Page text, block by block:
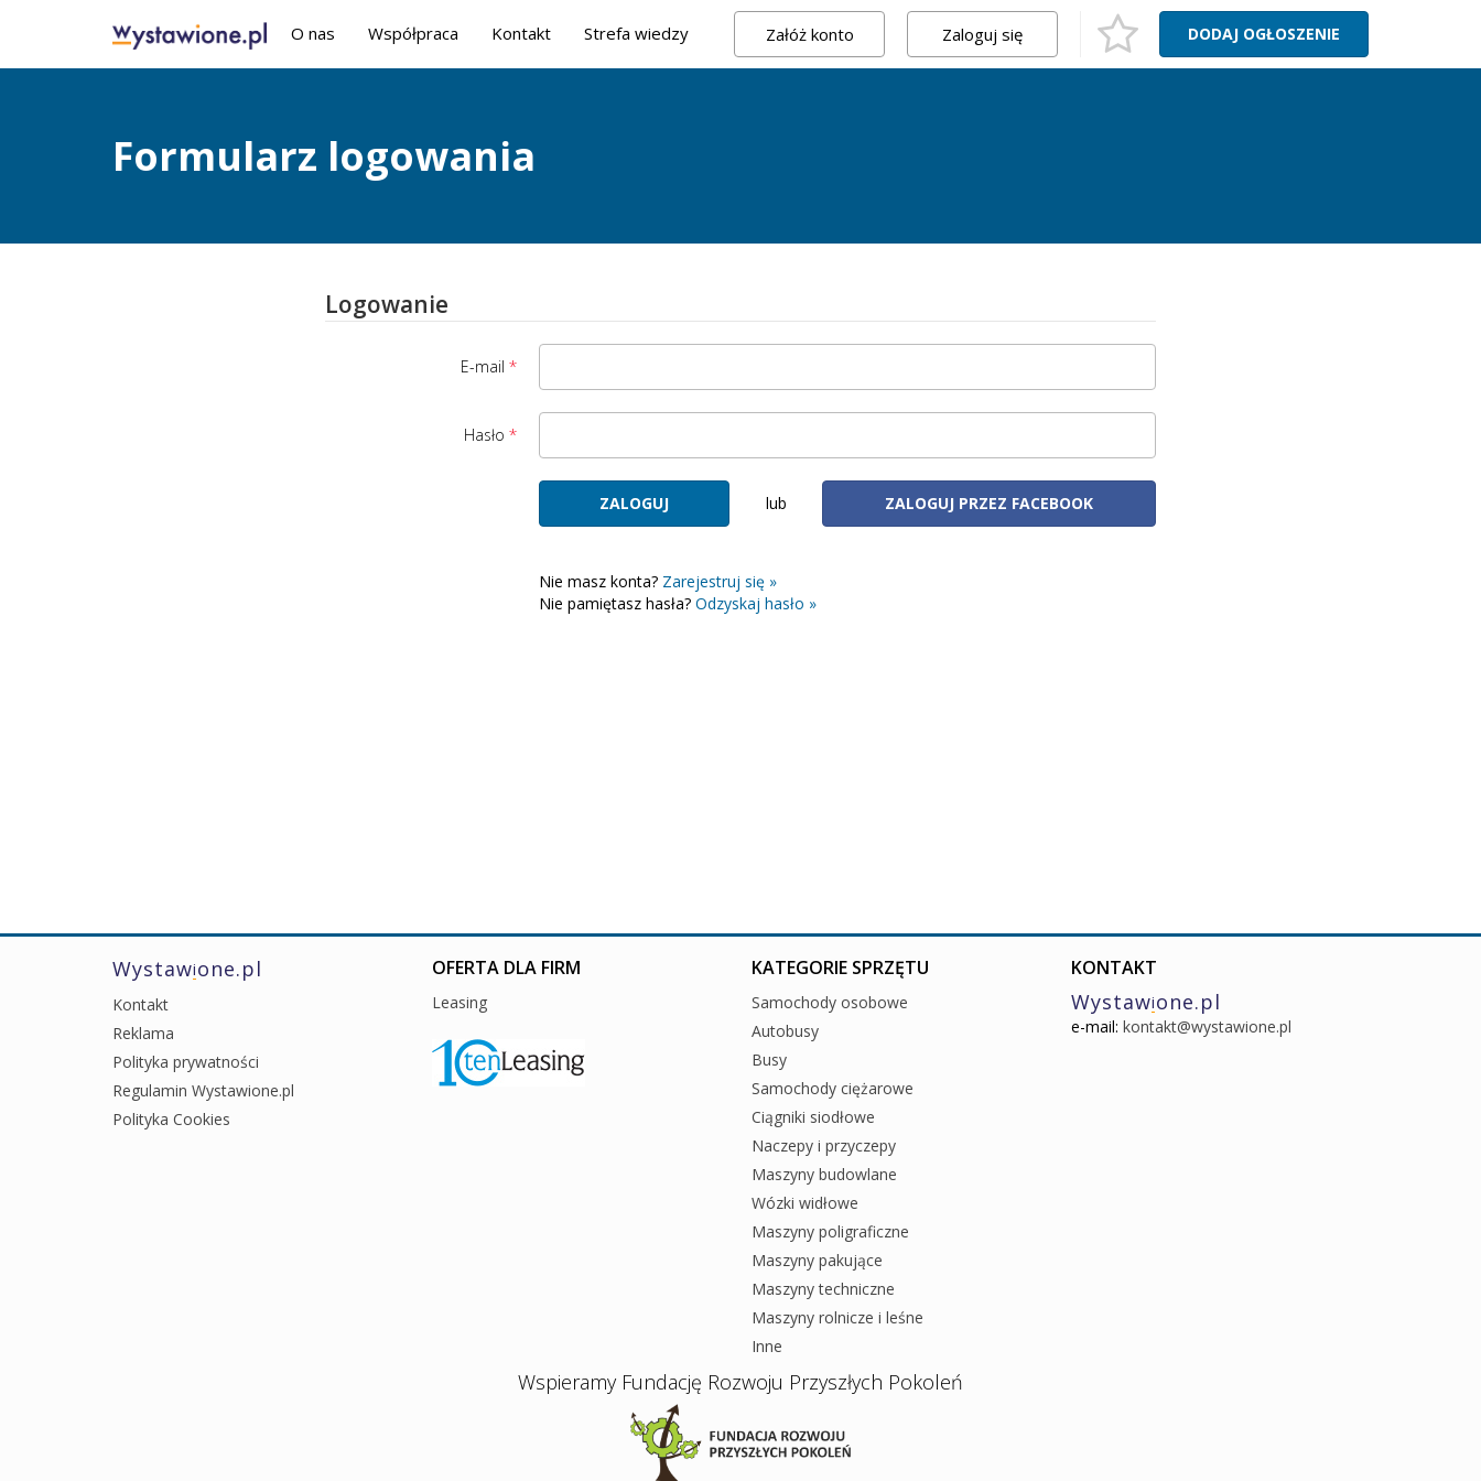
O nas Współpraca Kontakt Strefa wiedzy DODAJ OGŁOSZENIE
Załóż konto Zaloguj się
Formularz logowania
Logowanie
E-mail
Hasło
lub ZALOGUJ PRZEZ FACEBOOK
Nie masz konta? Zarejestruj się »
Nie pamiętasz hasła? Odzyskaj hasło »
Wystawione.pl
Kontakt
Reklama
Polityka prywatności
Regulamin Wystawione.pl
Polityka Cookies
OFERTA DLA FIRM
Leasing
KATEGORIE SPRZĘTU
Samochody osobowe
Autobusy
Busy
Samochody ciężarowe
Ciągniki siodłowe
Naczepy i przyczepy
Maszyny budowlane
Wózki widłowe
Maszyny poligraficzne
Maszyny pakujące
Maszyny techniczne
Maszyny rolnicze i leśne
Inne
KONTAKT
Wystawione.pl
e-mail: kontakt@wystawione.pl
Wspieramy Fundację Rozwoju Przyszłych Pokoleń